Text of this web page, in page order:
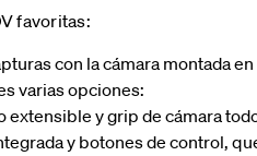
favoritas:
con la cámara montada
varias opciones:
extensible y grip de cámara
y botones de control,